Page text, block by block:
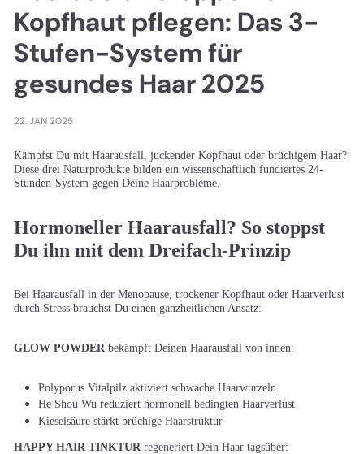
Kopfhaut pflegen: Das 3-
Stufen-System für
gesundes Haar 2025
22. JAN 2025
Kämpfst Du mit Haarausfall, juckender Kopfhaut oder brüchigem Haar?
Diese drei Naturprodukte bilden ein wissenschaftlich fundiertes 24-
Stunden-System gegen Deine Haarprobleme.
Hormoneller Haarausfall? So stoppst
Du ihn mit dem Dreifach-Prinzip
Bei Haarausfall in der Menopause, trockener Kopfhaut oder Haarverlust
durch Stress brauchst Du einen ganzheitlichen Ansatz:
GLOW POWDER bekämpft Deinen Haarausfall von innen:
Polyporus Vitalpilz aktiviert schwache Haarwurzeln
He Shou Wu reduziert hormonell bedingten Haarverlust
Kieselsäure stärkt brüchige Haarstruktur
HAPPY HAIR TINKTUR regeneriert Dein Haar tagsüber: